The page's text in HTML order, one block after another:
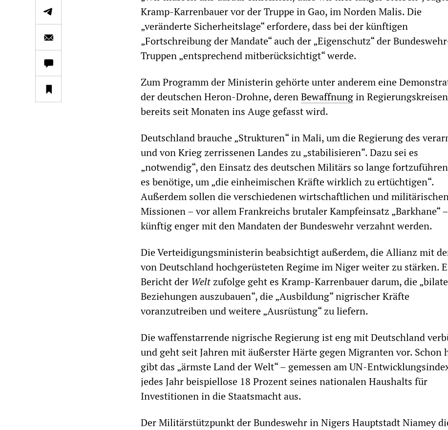
Kramp-Karrenbauer vor der Truppe in Gao, im Norden Malis. Die
„veränderte Sicherheitslage“ erfordere, dass bei der künftigen
„Fortschreibung der Mandate“ auch der „Eigenschutz“ der
Truppen „entsprechend mitberücksichtigt“ werde.
Zum Programm der Ministerin gehörte unter anderem eine
der deutschen Heron-Drohne, derenBewaffnungin Regierungskreisen
bereits seit Monaten ins Auge gefasst wird.
Deutschland brauche „Strukturen“ in Mali, um die Regierung des
und von Krieg zerrissenen Landes zu „stabilisieren“. Dazu sei es
„notwendig“, den Einsatz des deutschen Militärs so lange
es benötige, um „die einheimischen Kräfte wirklich zu ertüchtigen“.
Außerdem sollen die verschiedenen wirtschaftlichen und
Missionen – vor allem Frankreichs brutaler Kampfeinsatz „Barkhane“ –
künftig enger mit den Mandaten der Bundeswehr verzahnt werden.
Die Verteidigungsministerin beabsichtigt außerdem, die Allianz mit
von Deutschland hochgerüsteten Regime im Niger weiter zu stärken.
Bericht der Welt zufolge geht es Kramp-Karrenbauer darum, die
Beziehungen auszubauen“, die „Ausbildung“ nigrischer Kräfte
voranzutreiben und weitere „Ausrüstung“ zu liefern.
Die waffenstarrende nigrische Regierung ist eng mit Deutschland
und geht seit Jahren mit äußerster Härte gegen Migranten vor. Schon
gibt das „ärmste Land der Welt“ – gemessen am UN-
jedes Jahr beispiellose 18 Prozent seines nationalen Haushalts für
Investitionen in die Staatsmacht aus.
Der Militärstützpunkt der Bundeswehr in Nigers Hauptstadt Niamey